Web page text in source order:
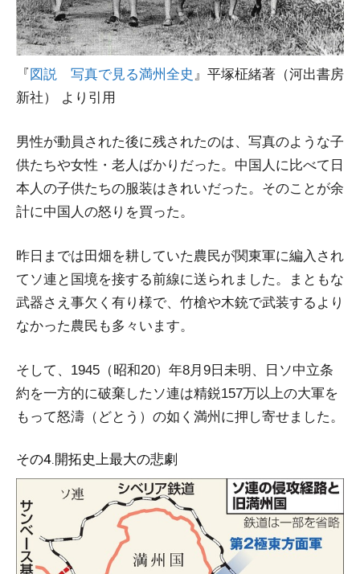
『 図説 写真で見る満州全史 』平塚柾緒著（河出書房
新社） より引用
男性が動員された後に残されたのは、写真のような子
供たちや女性・老人ばかりだった。中国人に比べて日
本人の子供たちの服装はきれいだった。そのことが余
計に中国人の怒りを買った。
昨日までは田畑を耕していた農民が関東軍に編入され
てソ連と国境を接する前線に送られました。まともな
武器さえ事欠く有り様で、竹槍や木銃で武装するより
なかった農民も多々います。
そして、1945（昭和20）年8月9日未明、日ソ中立条
約を一方的に破棄したソ連は精鋭157万以上の大軍を
もって怒濤（どとう）の如く満州に押し寄せました。
その4.開拓史上最大の悲劇